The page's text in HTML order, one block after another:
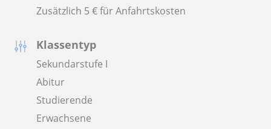
Zusätzlich 5 € für Anfahrtskosten
Klassentyp
Sekundarstufe I
Abitur
Studierende
Erwachsene